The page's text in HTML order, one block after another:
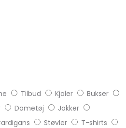
Tilbud Kjoler
Bukser
Dametøj
Jakker
Støvler
T-shirts